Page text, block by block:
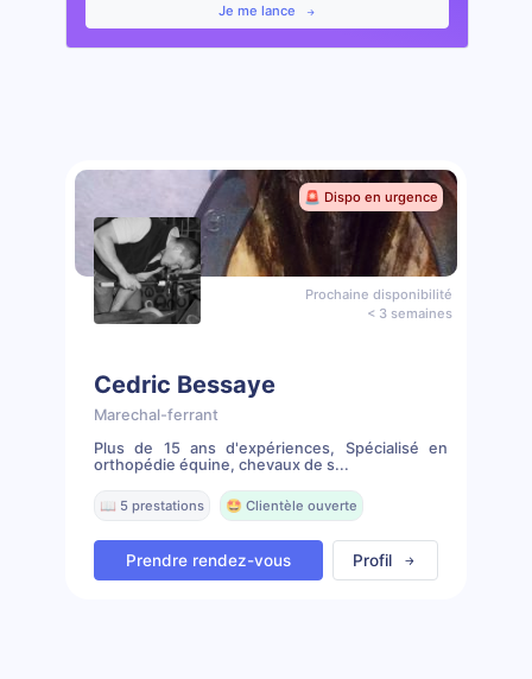
Je me lance
🚨 Dispo en urgence
Prochaine disponibilité
< 3 semaines
Cedric Bessaye
Marechal-ferrant
Plus de 15 ans d'expériences, Spécialisé en
orthopédie équine, chevaux de s...
📖 5 prestations 🤩 Clientèle ouverte
Prendre rendez-vous Profil